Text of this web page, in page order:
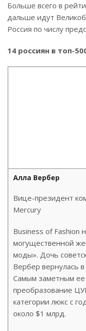
Больше всего в
дальше идут
Россия по числу
14 россиян в топ-
Алла Вербер
Вице-президент
Mercury
Business of Fashion
могущественной
моды». Дочь
Вербер вернулась
Самым заметным ее
преобразование
категории люкс с
около $1 млрд.